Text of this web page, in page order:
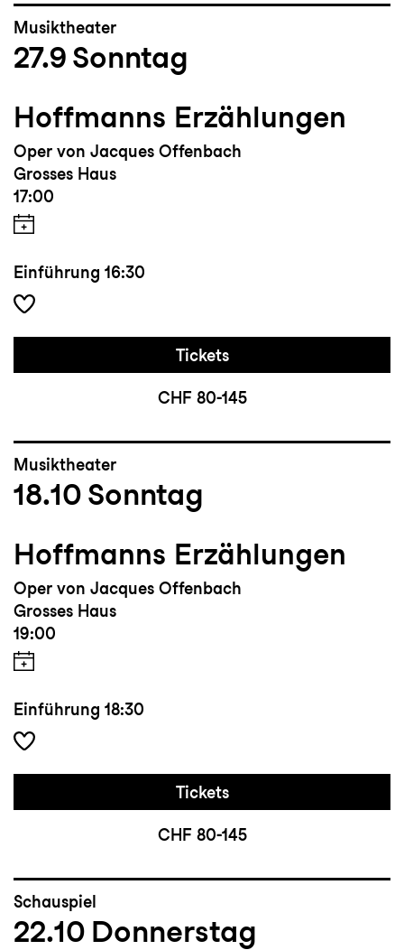
Musiktheater
27.9 Sonntag
Hoffmanns Erzählungen
Oper von Jacques Offenbach
Grosses Haus
17:00
Einführung 16:30
Tickets
CHF 80-145
Musiktheater
18.10 Sonntag
Hoffmanns Erzählungen
Oper von Jacques Offenbach
Grosses Haus
19:00
Einführung 18:30
Tickets
CHF 80-145
Schauspiel
22.10 Donnerstag